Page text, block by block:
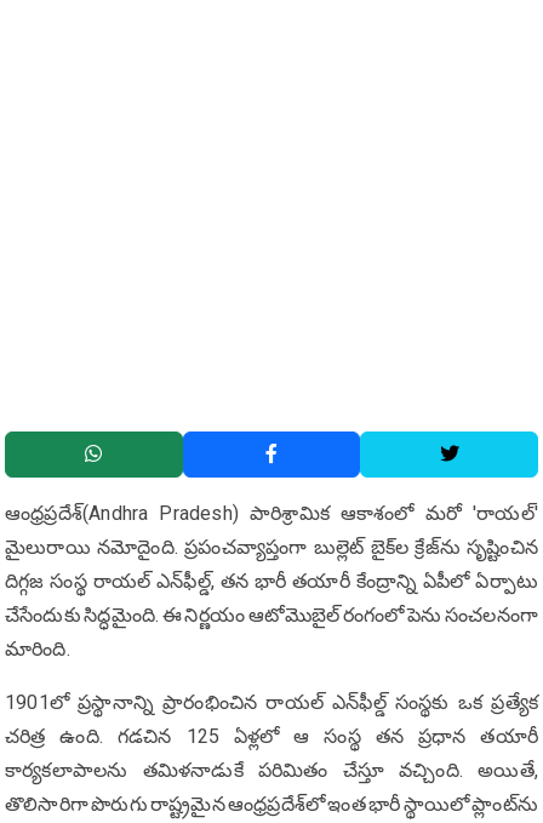
ఆంధ్రప్రదేశ్(Andhra Pradesh) పారిశ్రామిక ఆకాశంలో మరో 'రాయల్'
మైలురాయి నమోదైంది. ప్రపంచవ్యాప్తంగా బుల్లెట్ బైక్‌ల క్రేజ్‌ను సృష్టించిన
దిగ్గజ సంస్థ రాయల్ ఎన్‌ఫీల్డ్, తన భారీ తయారీ కేంద్రాన్ని ఏపీలో ఏర్పాటు
చేసేందుకు సిద్ధమైంది. ఈ నిర్ణయం ఆటోమొబైల్ రంగంలో పెను సంచలనంగా
మారింది.
1901లో ప్రస్థానాన్ని ప్రారంభించిన రాయల్ ఎన్‌ఫీల్డ్ సంస్థకు ఒక ప్రత్యేక
చరిత్ర ఉంది. గడచిన 125 ఏళ్లలో ఆ సంస్థ తన ప్రధాన తయారీ
కార్యకలాపాలను తమిళనాడుకే పరిమితం చేస్తూ వచ్చింది. అయితే,
తొలిసారిగా పొరుగు రాష్ట్రమైన ఆంధ్రప్రదేశ్‌లో ఇంత భారీ స్థాయిలో ప్లాంట్‌ను